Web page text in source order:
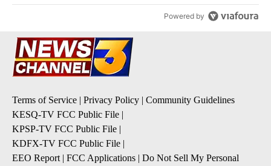
Powered by
Terms of Service | Privacy Policy | Community Guidelines
KESQ-TV FCC Public File |
KPSP-TV FCC Public File |
KDFX-TV FCC Public File |
EEO Report | FCC Applications | Do Not Sell My Personal